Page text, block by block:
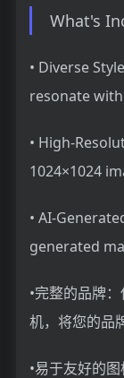
What's
• Diverse
resonate
• High-
1024×1024
• AI-
generated
•完整的品牌
机，将您的品
•易于友好的